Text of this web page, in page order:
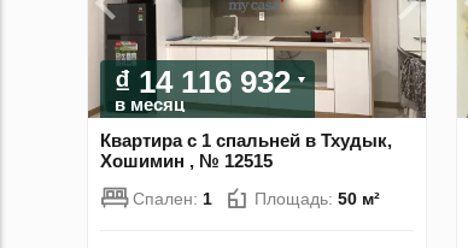
₫ 14 116 932
в месяц
Квартира с 1 спальней в Тхудык,
Хошимин , № 12515
Спален: 1 Площадь: 50 м²